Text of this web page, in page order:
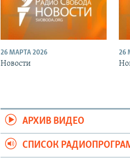
26 МАРТА 2026
Новости
26
АРХИВ ВИДЕО
СПИСОК